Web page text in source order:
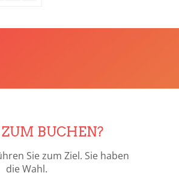
BUCHEN?
Sie zum Ziel. Sie haben
die Wahl.